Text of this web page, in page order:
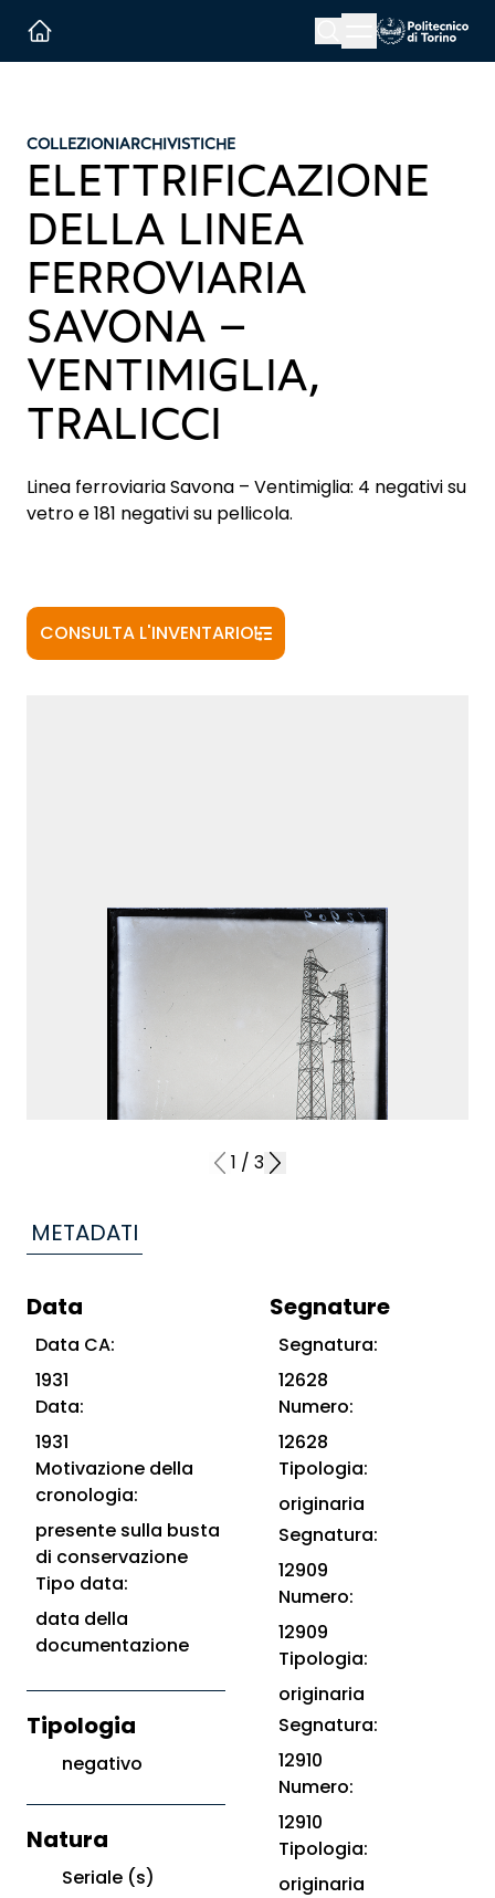
Menu button
COLLEZIONIARCHIVISTICHE
ELETTRIFICAZIONE
DELLA LINEA
FERROVIARIA
SAVONA –
VENTIMIGLIA,
TRALICCI
Linea ferroviaria Savona – Ventimiglia: 4 negativi su
vetro e 181 negativi su pellicola.
CONSULTA L'INVENTARIO
1 / 3
METADATI
Data
Data CA:
1931
Data:
1931
Motivazione della
cronologia:
presente sulla busta
di conservazione
Tipo data:
data della
documentazione
Tipologia
negativo
Natura
Seriale (s)
Segnature
Segnatura:
12628
Numero:
12628
Tipologia:
originaria
Segnatura:
12909
Numero:
12909
Tipologia:
originaria
Segnatura:
12910
Numero:
12910
Tipologia:
originaria